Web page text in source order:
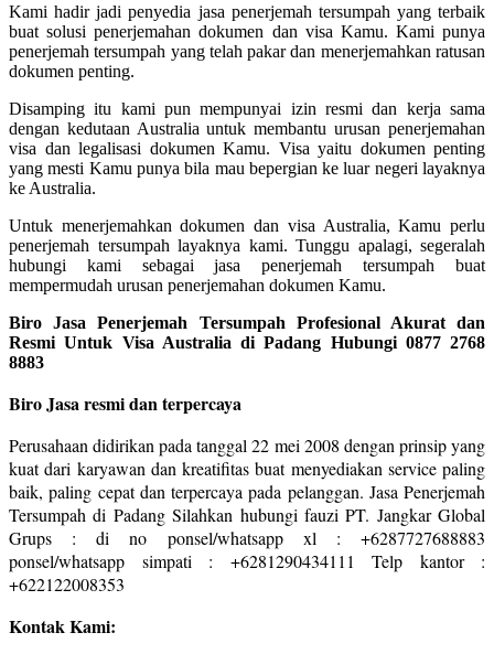
Kami hadir jadi penyedia jasa penerjemah tersumpah yang terbaik
buat solusi penerjemahan dokumen dan visa Kamu. Kami punya
penerjemah tersumpah yang telah pakar dan menerjemahkan ratusan
dokumen penting.
Disamping itu kami pun mempunyai izin resmi dan kerja sama
dengan kedutaan Australia untuk membantu urusan penerjemahan
visa dan legalisasi dokumen Kamu. Visa yaitu dokumen penting
yang mesti Kamu punya bila mau bepergian ke luar negeri layaknya
ke Australia.
Untuk menerjemahkan dokumen dan visa Australia, Kamu perlu
penerjemah tersumpah layaknya kami. Tunggu apalagi, segeralah
hubungi kami sebagai jasa penerjemah tersumpah buat
mempermudah urusan penerjemahan dokumen Kamu.
Biro Jasa Penerjemah Tersumpah Profesional Akurat dan
Resmi Untuk Visa Australia di Padang Hubungi 0877 2768
8883
Biro Jasa resmi dan terpercaya
Perusahaan didirikan pada tanggal 22 mei 2008 dengan prinsip yang
kuat dari karyawan dan kreatifitas buat menyediakan service paling
baik, paling cepat dan terpercaya pada pelanggan. Jasa Penerjemah
Tersumpah di Padang Silahkan hubungi fauzi PT. Jangkar Global
Grups : di no ponsel/whatsapp xl : +6287727688883
ponsel/whatsapp simpati : +6281290434111 Telp kantor :
+622122008353
Kontak Kami: